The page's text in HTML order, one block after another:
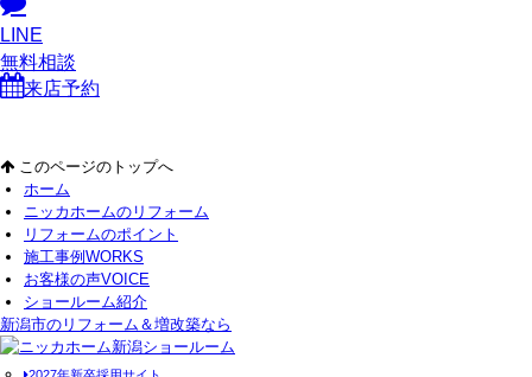
LINE
無料相談
来店予約
このページのトップへ
ホーム
ニッカホームのリフォーム
リフォームのポイント
施工事例 WORKS
お客様の声VOICE
ショールーム紹介
新潟市のリフォーム＆増改築なら